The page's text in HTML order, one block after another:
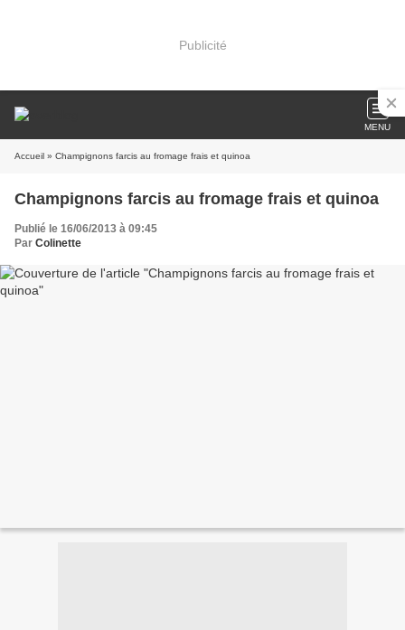
Publicité
MENU
Accueil » Champignons farcis au fromage frais et quinoa
Champignons farcis au fromage frais et quinoa
Publié le 16/06/2013 à 09:45
Par Colinette